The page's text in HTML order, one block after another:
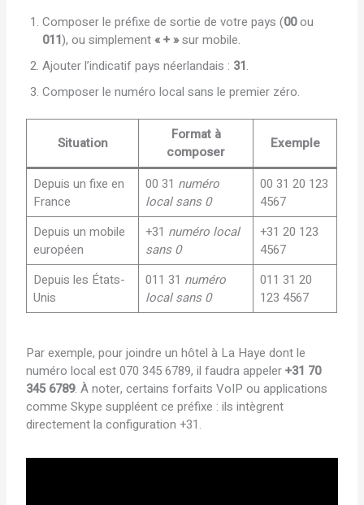
Composer le préfixe de sortie de votre pays (00ou
011), ou simplement« + »sur mobile.
Ajouter l’indicatif pays néerlandais : 31.
Composer le numéro local sans le premier zéro.
Situation
Format à
composer
Exemple
Depuis un fixe en
France
00 31 numéro
local sans 0
00 31 20 123
4567
Depuis un mobile
européen
+31 numéro local
sans 0
+31 20 123
4567
Depuis les États-
Unis
011 31 numéro
local sans 0
011 31 20
123 4567
Par exemple, pour joindre un hôtel à La Haye dont le
numéro local est 070 345 6789, il faudra appeler+31 70
345 6789. À noter, certains forfaits VoIP ou applications
comme Skype suppléent ce préfixe : ils intègrent
directement la configuration +31.